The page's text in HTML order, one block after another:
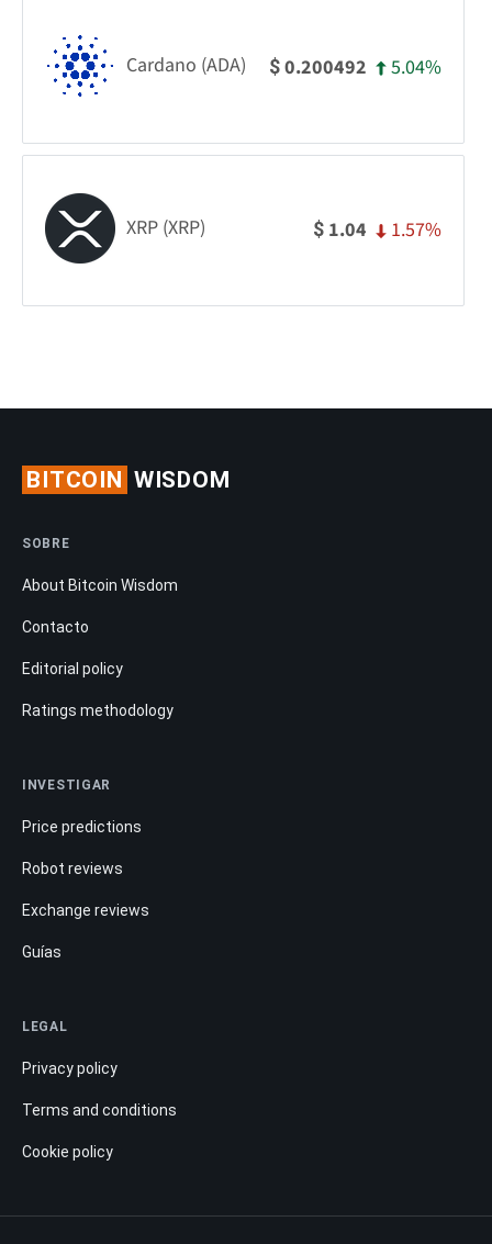
Cardano (ADA) $0.200492 5.04%
XRP (XRP) $ 1.04 1.57%
BITCOIN WISDOM
SOBRE
About Bitcoin Wisdom
Contacto
Editorial policy
Ratings methodology
INVESTIGAR
Price predictions
Robot reviews
Exchange reviews
Guías
LEGAL
Privacy policy
Terms and conditions
Cookie policy